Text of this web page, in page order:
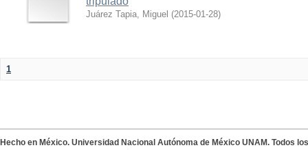
Juárez Tapia, Miguel (2015-01-28)
1
Hecho en México. Universidad Nacional Autónoma de México UNAM. Todos